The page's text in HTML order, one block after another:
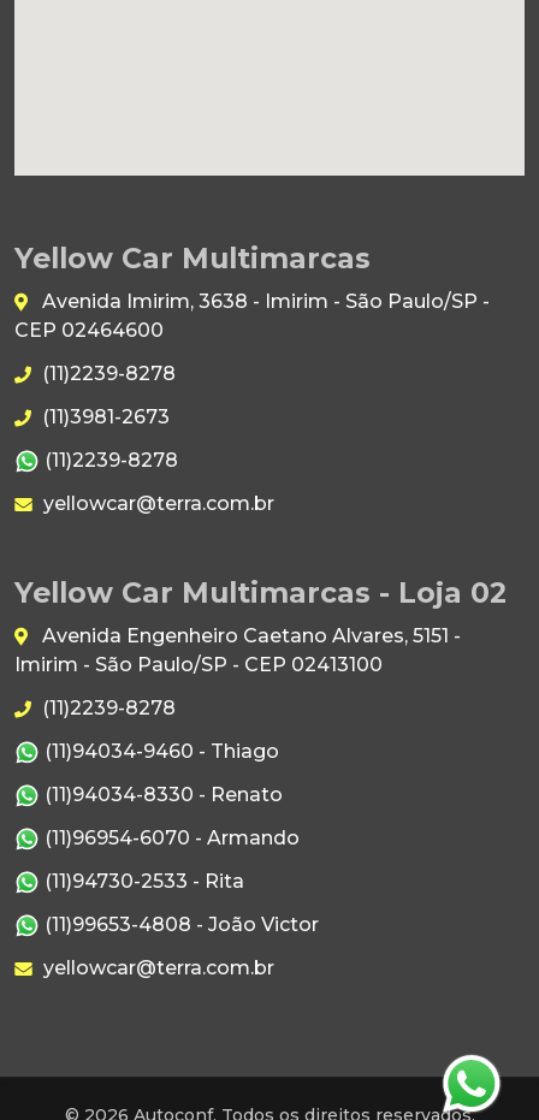
Yellow Car Multimarcas
Avenida Imirim, 3638 - Imirim - São Paulo/SP -
CEP 02464600
(11)2239-8278
(11)3981-2673
(11)2239-8278
yellowcar@terra.com.br
Yellow Car Multimarcas - Loja 02
Avenida Engenheiro Caetano Alvares, 5151 -
Imirim - São Paulo/SP - CEP 02413100
(11)2239-8278
(11)94034-9460 - Thiago
(11)94034-8330 - Renato
(11)96954-6070 - Armando
(11)94730-2533 - Rita
(11)99653-4808 - João Victor
yellowcar@terra.com.br
© 2026 Autoconf. Todos os direitos reservados.